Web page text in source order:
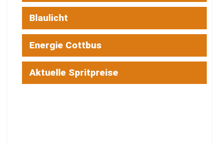
Blaulicht
Energie Cottbus
Aktuelle Spritpreise